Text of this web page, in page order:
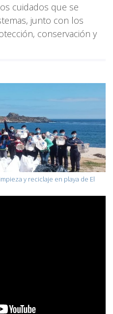
cuidados que se
junto con los
conservación y
y reciclaje en playa de El